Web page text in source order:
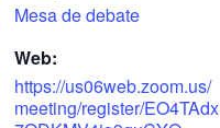
Mesa de debate
Web:
https://us06web.zoom.us/
meeting/register/EO4TAdx